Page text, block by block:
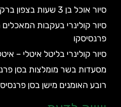
סיור אוכל בן 3 שעות בצפון ברקלי
סיור קולינרי בעקבות המאכלים
פרנסיסקו
סיור קולינרי בליטל איטלי –
מסעדות בשר מומלצות בסן
רובע האומנים מישן בסן